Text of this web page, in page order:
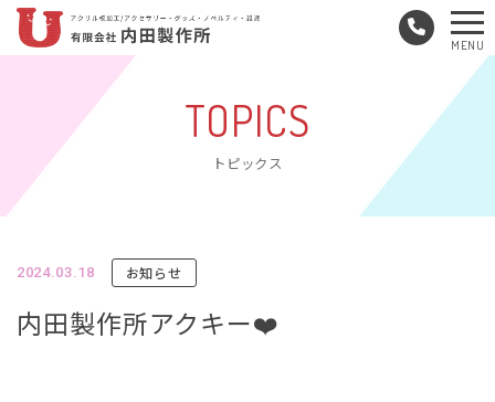
TOPICS
トピックス
2024.03.18 お知らせ
内田製作所アクキー❤️
メ
ュ
MENU